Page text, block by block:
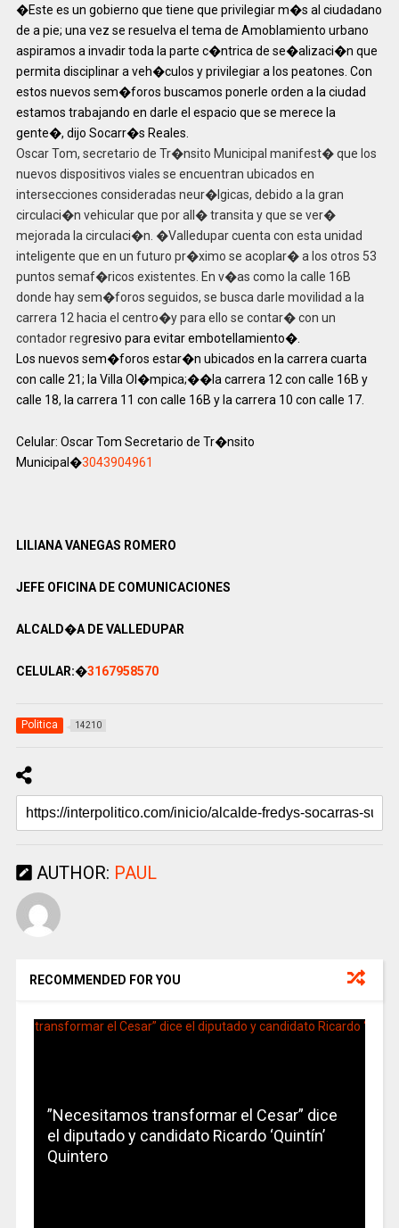
�Este es un gobierno que tiene que privilegiar m�s al ciudadano
de a pie; una vez se resuelva el tema de Amoblamiento urbano
aspiramos a invadir toda la parte c�ntrica de se�alizaci�n que
permita disciplinar a veh�culos y privilegiar a los peatones. Con
estos nuevos sem�foros buscamos ponerle orden a la ciudad
estamos trabajando en darle el espacio que se merece la
gente�, dijo Socarr�s Reales.
Oscar Tom, secretario de Tr�nsito Municipal manifest� que los
nuevos dispositivos viales se encuentran ubicados en
intersecciones consideradas neur�lgicas, debido a la gran
circulaci�n vehicular que por all� transita y que se ver�
mejorada la circulaci�n. �Valledupar cuenta con esta unidad
inteligente que en un futuro pr�ximo se acoplar� a los otros 53
puntos semaf�ricos existentes. En v�as como la calle 16B
donde hay sem�foros seguidos, se busca darle movilidad a la
carrera 12 hacia el centro�y para ello se contar� con un
contador regresivo para evitar embotellamiento�.
Los nuevos sem�foros estar�n ubicados en la carrera cuarta
con calle 21; la Villa Ol�mpica;��la carrera 12 con calle 16B y
calle 18, la carrera 11 con calle 16B y la carrera 10 con calle 17.
Celular: Oscar Tom Secretario de Tr�nsito
Municipal�3043904961
LILIANA VANEGAS ROMERO
JEFE OFICINA DE COMUNICACIONES
ALCALD�A DE VALLEDUPAR
CELULAR:�3167958570
Politica 14210
AUTHOR: PAUL
RECOMMENDED FOR YOU
”Necesitamos transformar el Cesar” dice
el diputado y candidato Ricardo ‘Quintín’
Quintero